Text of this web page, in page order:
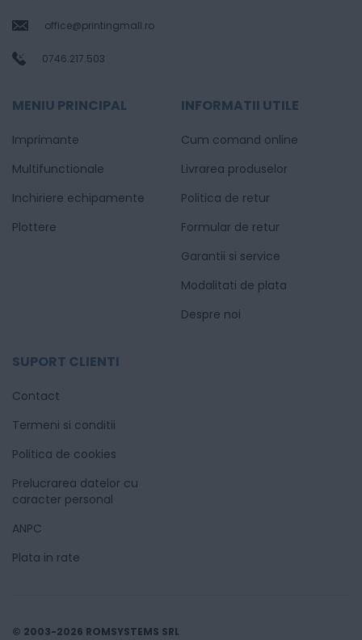
office@printingmall.ro
0746.217.503
MENIU PRINCIPAL
Imprimante
Multifunctionale
Inchiriere echipamente
Plottere
INFORMATII UTILE
Cum comand online
Livrarea produselor
Politica de retur
Formular de retur
Garantii si service
Modalitati de plata
Despre noi
SUPORT CLIENTI
Contact
Termeni si conditii
Politica de cookies
Prelucrarea datelor cu
caracter personal
ANPC
Plata in rate
© 2003-2026 ROMSYSTEMS SRL